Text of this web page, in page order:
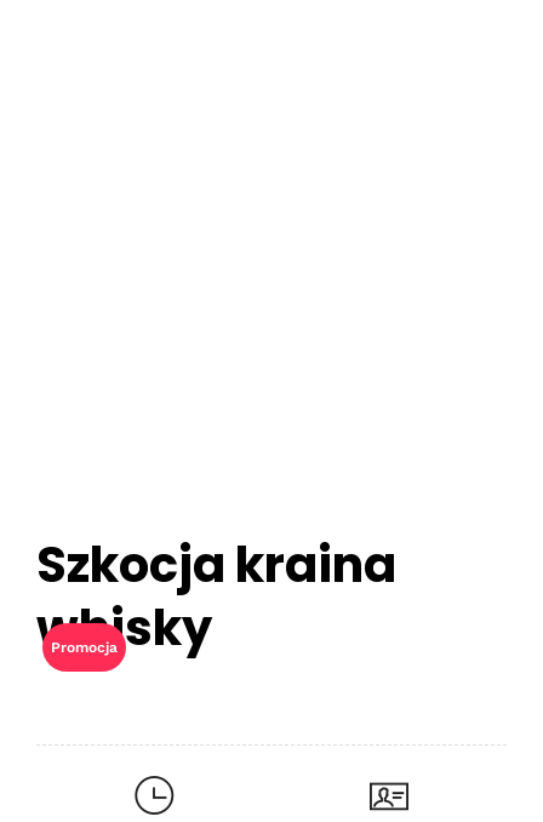
Szkocja kraina
whisky
Promocja